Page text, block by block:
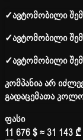
✓ავტომობილი
✓ავტომობილი
✓ავტომობილი
კომპანია არ
გადაცემათა
ფასი
11 676 $≈ 31 143 ₾